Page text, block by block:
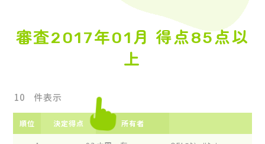
審査2017年01月 得点85点以
上
件表示
順位 決定得点 所有者